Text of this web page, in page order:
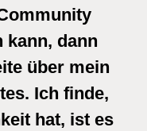
kann, dann
über mein
Ich finde,
hat, ist es